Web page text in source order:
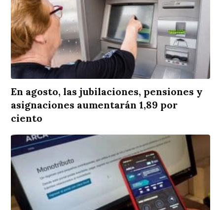
En agosto, las jubilaciones, pensiones y
asignaciones aumentarán 1,89 por
ciento